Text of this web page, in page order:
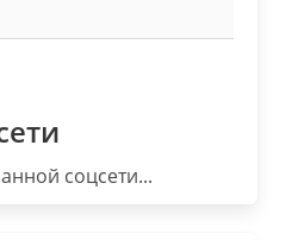
соцсети...